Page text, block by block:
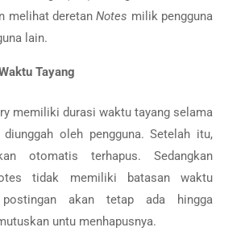
melihat deretanNotes milik pengguna
lain.
Tayang
memiliki durasi waktu tayang selama
oleh pengguna. Setelah itu,
otomatis terhapus. Sedangkan
tidak memiliki batasan waktu
akan tetap ada hingga
untu menhapusnya.